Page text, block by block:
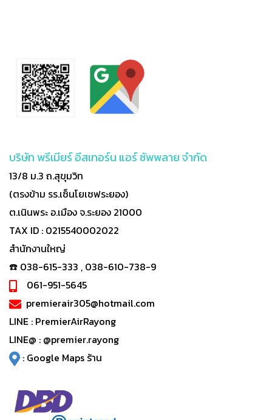
บริษัท พรีเมียร์ อีสเทอร์น แอร์ ซัพพลาย จำกัด
13/8 ม.3 ถ.สุขุมวิท
(ตรงข้าม รร.เซ็นโยเซฟระยอง)
ต.เนินพระ อ.เมือง จ.ระยอง 21000
TAX ID : 0215540002022
สำนักงานใหญ่
☎️ 038-615-333 , 038-610-738-9
061-951-5645
premierair305@hotmail.com
LINE : PremierAirRayong
LINE@ : @premier.rayong
: Google Maps ร้าน